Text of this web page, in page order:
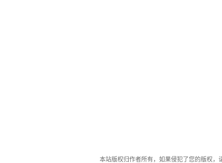
本站版权归作者所有，如果侵犯了您的版权